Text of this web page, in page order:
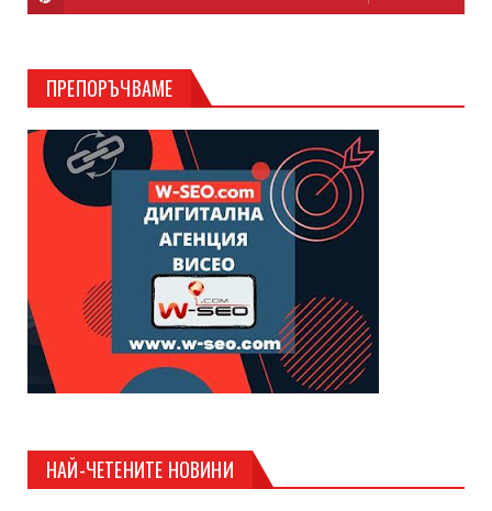
ПРЕПОРЪЧВАМЕ
НАЙ-ЧЕТЕНИТЕ НОВИНИ